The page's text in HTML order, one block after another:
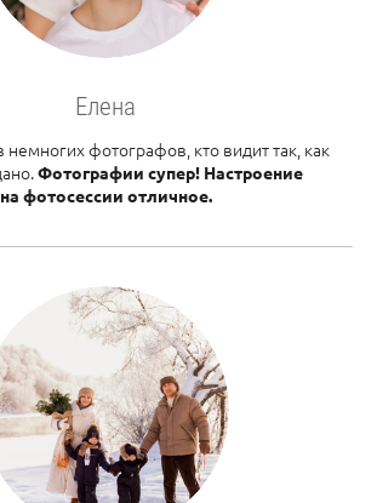
Елена
фотографов, кто видит так, как
Фотографии супер! Настроение
на фотосессии отличное.